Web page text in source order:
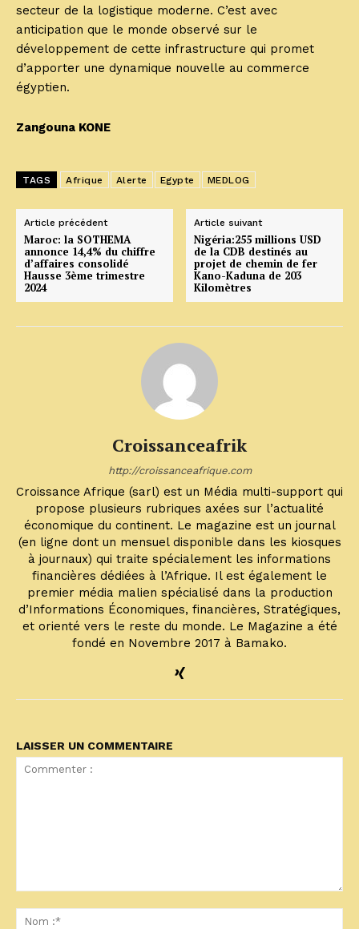
secteur de la logistique moderne. C’est avec
anticipation que le monde observé sur le
développement de cette infrastructure qui promet
d’apporter une dynamique nouvelle au commerce
égyptien.
Zangouna KONE
TAGS Afrique Alerte Egypte MEDLOG
Article précédent
Maroc: la SOTHEMA
annonce 14,4% du chiffre
d’affaires consolidé
Hausse 3ème trimestre
2024
Article suivant
Nigéria:255 millions USD
de la CDB destinés au
projet de chemin de fer
Kano-Kaduna de 203
Kilomètres
Croissanceafrik
http://croissanceafrique.com
Croissance Afrique (sarl) est un Média multi-support qui
propose plusieurs rubriques axées sur l’actualité
économique du continent. Le magazine est un journal
(en ligne dont un mensuel disponible dans les kiosques
à journaux) qui traite spécialement les informations
financières dédiées à l’Afrique. Il est également le
premier média malien spécialisé dans la production
d’Informations Économiques, financières, Stratégiques,
et orienté vers le reste du monde. Le Magazine a été
fondé en Novembre 2017 à Bamako.
LAISSER UN COMMENTAIRE